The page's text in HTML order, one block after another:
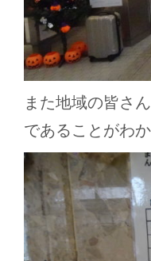
また地域の皆さ
であることがわか